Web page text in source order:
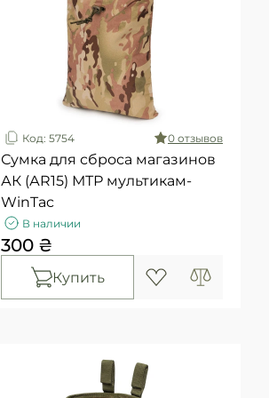
Код: 5754 0 отзывов
Сумка для сброса магазинов
АК (АR15) МТР мультикам-
WinTac
В наличии
300 ₴
Купить